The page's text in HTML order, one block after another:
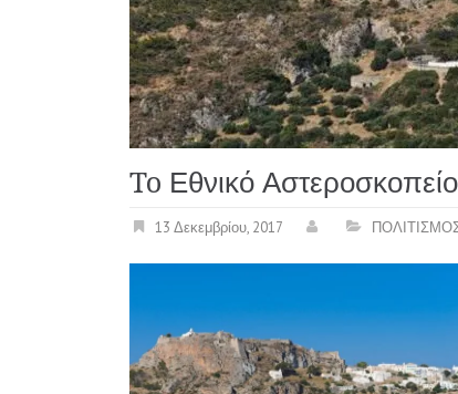
To Εθνικό
13 Δεκεμβρίου, 2017